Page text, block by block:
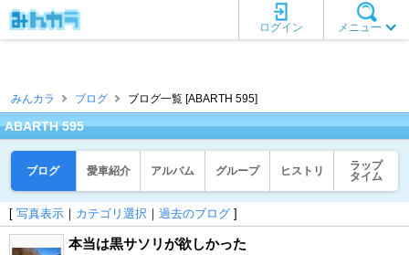
メニュー
ログイン
みんカラ ブログ ブログ一覧 [ABARTH 595]
ABARTH 595
ブログ 愛車紹介 アルバム グループ ヒストリ
ラップ
タイム
[ 写真表示 ｜ カテゴリ選択 ｜ 過去のブログ ]
本当は黒サソリが欲しかった